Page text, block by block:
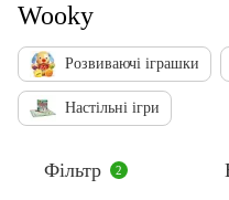
Wooky
Розвиваючі іграшки
Настільні ігри
Фільтр 2